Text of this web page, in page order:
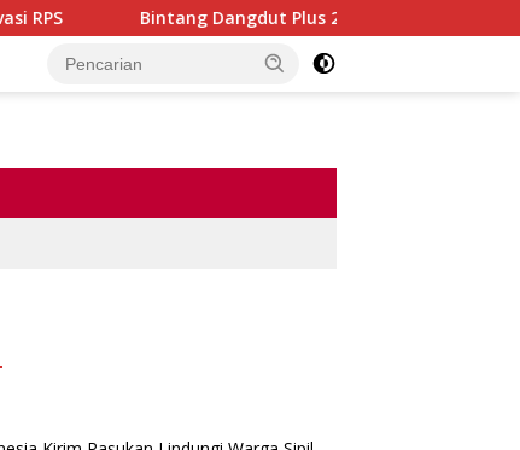
Bintang Dangdut Plus 2026 Resmi Dimulai, Ajang